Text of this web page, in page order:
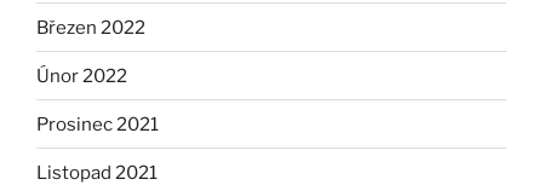
Březen 2022
Únor 2022
Prosinec 2021
Listopad 2021